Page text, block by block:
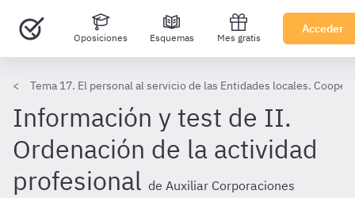
Oposiciones Esquemas Mes gratis
Acceder
Tema 17. El personal al servicio de las Entidades locales.
Información y test de II.
Ordenación de la actividad
profesional de Auxiliar Corporaciones